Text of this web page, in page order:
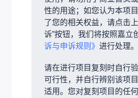
性的用途；如您认为本项
了您的相关权益，请点击
诉”按钮，我们将按照嘉立
诉与申诉规则》 进行处理。
请在进行项目复刻时自行
可行性，并自行辨别该项
适用。您对复刻项目的任